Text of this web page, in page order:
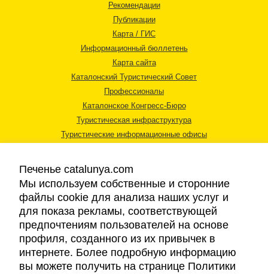
Рекомендации
Публикации
Карта / ГИС
Информационный бюллетень
Карта сайта
Каталонский Туристический Совет
Профессионалы
Каталонское Конгресс-Бюро
Туристическая инфраструктура
Туристические информационные офисы
Правовая информация
Cookies
Доступность
Печенье catalunya.com
Мы используем собственные и сторонние
файлы cookie для анализа наших услуг и
для показа рекламы, соответствующей
предпочтениям пользователей на основе
профиля, созданного из их привычек в
интернете. Более подробную информацию
вы можете получить на странице Политики